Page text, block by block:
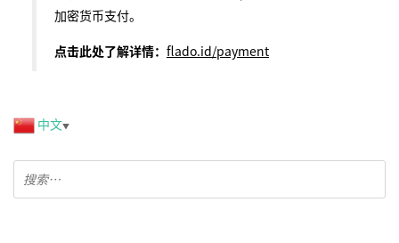
加密货币支付。
点击此处了解详情： flado.id/payment
中文▼